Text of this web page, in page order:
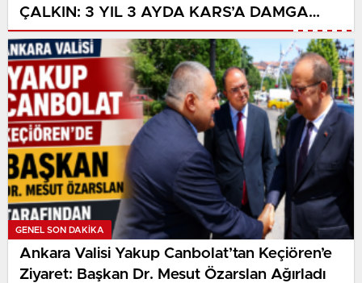
ÇALKIN: 3 YIL 3 AYDA KARS’A DAMGA
VURAN HİZMETLER
GENEL SON DAKİKA
Ankara Valisi Yakup Canbolat’tan Keçiören’e
Ziyaret: Başkan Dr. Mesut Özarslan Ağırladı